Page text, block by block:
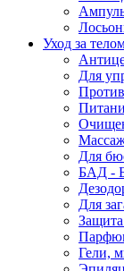
Уход за
Для
Для
БАД -
Для
Гели,